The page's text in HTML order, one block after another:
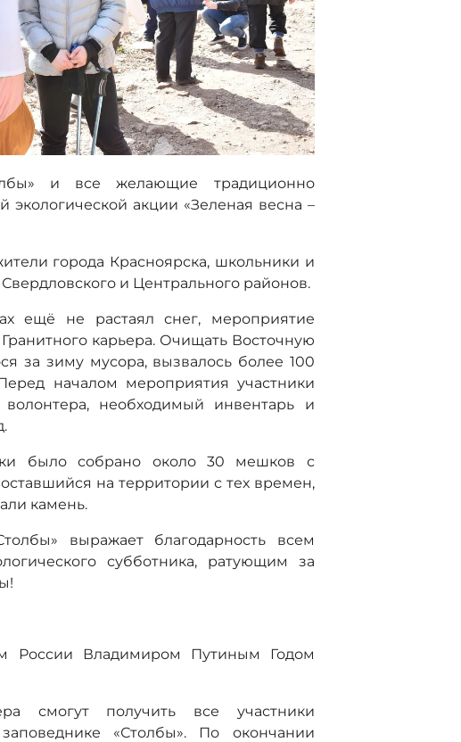
и все желающие традиционно
экологической акции «Зеленая весна –
города Красноярска, школьники и
и Центрального районов.
ещё не растаял снег, мероприятие
карьера. Очищать Восточную
за зиму мусора, вызвалось более 100
началом мероприятия участники
необходимый инвентарь и
было собрано около 30 мешков с
на территории с тех времен,
камень.
выражает благодарность всем
субботника, ратующим за
России Владимиром Путиным Годом
смогут получить все участники
«Столбы». По окончании